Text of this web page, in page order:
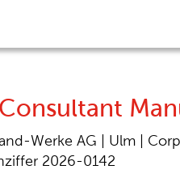
Werke AG | Ulm |
2026-0142